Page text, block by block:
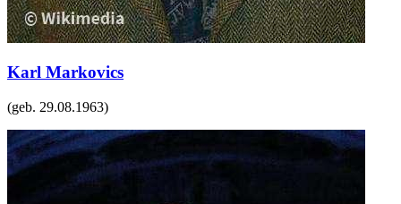
Karl Markovics
(geb. 29.08.1963)